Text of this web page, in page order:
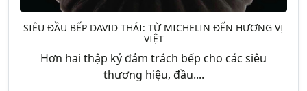
SIÊU ĐẦU BẾP DAVID THÁI: TỪ MICHELIN ĐẾN HƯƠNG VỊ
VIỆT
Hơn hai thập kỷ đảm trách bếp cho các siêu
thương hiệu, đầu....